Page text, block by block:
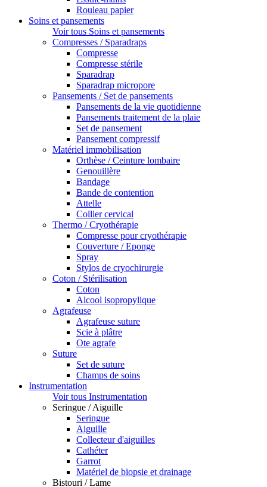
Rouleau papier
Soins et pansements
Voir tous Soins et pansements
Compresses / Sparadraps
Compresse
Compresse stérile
Sparadrap
Sparadrap micropore
Pansements / Set de pansements
Pansements de la vie quotidienne
Pansements traitement de la plaie
Set de pansement
Pansement compressif
Matériel immobilisation
Orthèse / Ceinture lombaire
Genouillère
Bandage
Bande de contention
Attelle
Collier cervical
Thermo / Cryothérapie
Compresse pour cryothérapie
Couverture / Eponge
Spray
Stylos de cryochirurgie
Coton / Stérilisation
Coton
Alcool isopropylique
Agrafeuse
Agrafeuse suture
Scie à plâtre
Ote agrafe
Suture
Set de suture
Champs de soins
Instrumentation
Voir tous Instrumentation
Seringue / Aiguille
Seringue
Aiguille
Collecteur d'aiguilles
Cathéter
Garrot
Matériel de biopsie et drainage
Bistouri / Lame